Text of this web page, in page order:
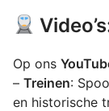
Op ons
– Treinen:
en historische